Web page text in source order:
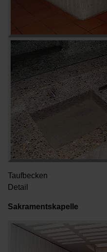
Taufbecken
Detail
Sakramentskapelle